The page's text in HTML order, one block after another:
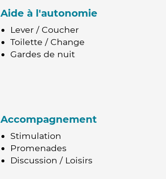
Aide à l'autonomie
Lever / Coucher
Toilette / Change
Gardes de nuit
Accompagnement
Stimulation
Promenades
Discussion / Loisirs